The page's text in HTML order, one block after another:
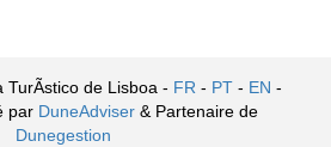
TurÃ­stico de Lisboa - FR - PT - EN -
par DuneAdviser & Partenaire de
Dunegestion